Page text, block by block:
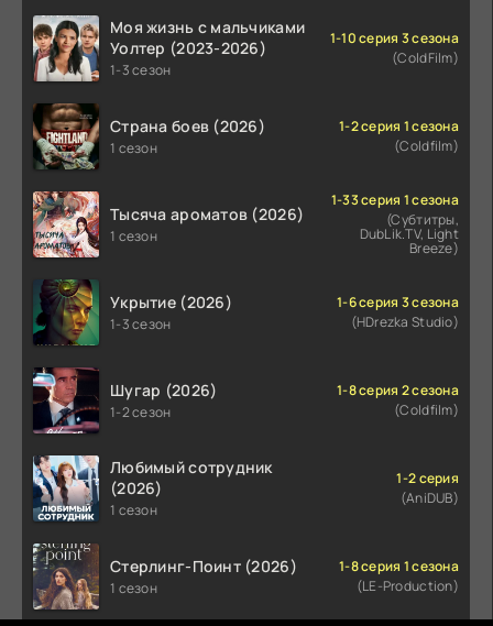
Моя жизнь с мальчиками
Уолтер (2023-2026)
1-3 сезон
1-10 серия 3 сезона
(ColdFilm)
Страна боев (2026)
1 сезон
1-2 серия 1 сезона
(Coldfilm)
Тысяча ароматов (2026)
1 сезон
1-33 серия 1 сезона
(Субтитры,
DubLik.TV, Light
Breeze)
Укрытие (2026)
1-3 сезон
1-6 серия 3 сезона
(HDrezka Studio)
Шугар (2026)
1-2 сезон
1-8 серия 2 сезона
(Coldfilm)
Любимый сотрудник
(2026)
1 сезон
1-2 серия
(AniDUB)
Стерлинг-Поинт (2026)
1 сезон
1-8 серия 1 сезона
(LE-Production)